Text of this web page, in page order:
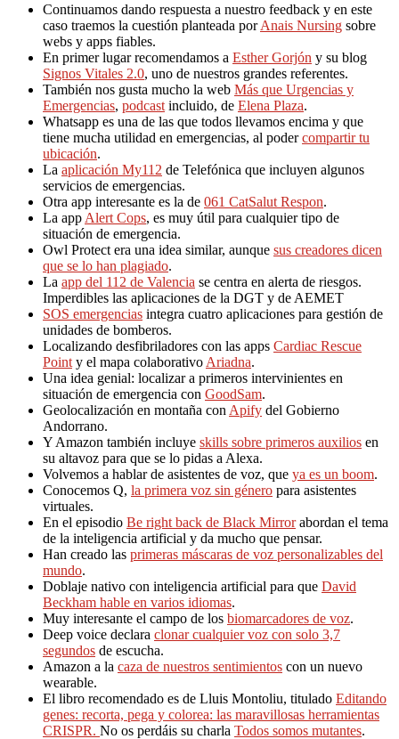
Continuamos dando respuesta a nuestro feedback y en este
caso traemos la cuestión planteada porAnais Nursing sobre
webs y apps fiables.
En primer lugar recomendamos a Esther Gorjón y su blog
Signos Vitales 2.0, uno de nuestros grandes referentes.
También nos gusta mucho la web Más que Urgencias y
Emergencias, podcast incluido, de Elena Plaza.
Whatsapp es una de las que todos llevamos encima y que
tiene mucha utilidad en emergencias, al podercompartir tu
ubicación.
La aplicación My112 de Telefónica que incluyen algunos
servicios de emergencias.
Otra app interesante es la de 061 CatSalut Respon.
La app Alert Cops, es muy útil para cualquier tipo de
situación de emergencia.
Owl Protect era una idea similar, aunque sus creadores dicen
que se lo han plagiado.
La app del 112 de Valencia se centra en alerta de riesgos.
Imperdibles las aplicaciones de la DGT y de AEMET
SOS emergencias integra cuatro aplicaciones para gestión de
unidades de bomberos.
Localizando desfibriladores con las apps Cardiac Rescue
Point y el mapa colaborativo Ariadna.
Una idea genial: localizar a primeros intervinientes en
situación de emergencia con GoodSam.
Geolocalización en montaña con Apify del Gobierno
Andorrano.
Y Amazon también incluye skills sobre primeros auxilios en
su altavoz para que se lo pidas a Alexa.
Volvemos a hablar de asistentes de voz, que ya es un boom.
Conocemos Q, la primera voz sin género para asistentes
virtuales.
En el episodio Be right back de Black Mirrorabordan el tema
de la inteligencia artificial y da mucho que pensar.
Han creado las primeras máscaras de voz personalizables del
mundo.
Doblaje nativo con inteligencia artificial para que David
Beckham hable en varios idiomas.
Muy interesante el campo de los biomarcadores de voz.
Deep voice declara clonar cualquier voz con solo 3,7
segundos de escucha.
Amazon a la caza de nuestros sentimientos con un nuevo
wearable.
El libro recomendado es de Lluis Montoliu, titulado Editando
genes: recorta, pega y colorea: las maravillosas herramientas
CRISPR. No os perdáis su charla Todos somos mutantes.